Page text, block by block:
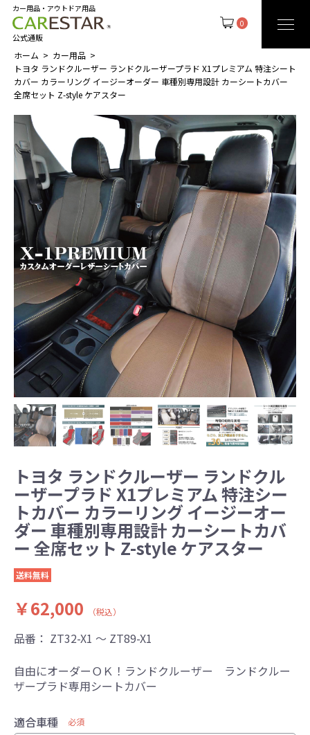
0
カー用品・アウトドア用品
公式通販
ホーム
カー用品
トヨタ ランドクルーザー ランドクルーザープラド X1プレミアム 特注シート
カバー カラーリング イージーオーダー 車種別専用設計 カーシートカバー
全席セット Z-style ケアスター
トヨタ ランドクルーザー ランドクル
ーザープラド X1プレミアム 特注シー
トカバー カラーリング イージーオー
ダー 車種別専用設計 カーシートカバ
ー 全席セット Z-style ケアスター
送料無料
￥62,000 （税込）
品番： ZT32-X1 ～ ZT89-X1
自由にオーダーＯＫ！ランドクルーザー ランドクルー
ザープラド専用シートカバー
適合車種 必須